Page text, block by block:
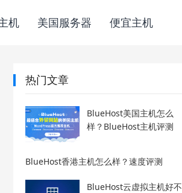
机 美国服务器 便宜主机
热门文章
BlueHost美国主机怎么
样？BlueHost主机评测
BlueHost香港主机怎么样？速度评测
BlueHost云虚拟主机好不